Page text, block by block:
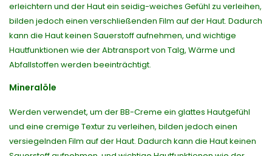
erleichtern und der Haut ein seidig-weiches Gefühl zu verleihen,
bilden jedoch einen verschließenden Film auf der Haut. Dadurch
kann die Haut keinen Sauerstoff aufnehmen, und wichtige
Hautfunktionen wie der Abtransport von Talg, Wärme und
Abfallstoffen werden beeinträchtigt.
Mineralöle
Werden verwendet, um der BB-Creme ein glattes Hautgefühl
und eine cremige Textur zu verleihen, bilden jedoch einen
versiegelnden Film auf der Haut. Dadurch kann die Haut keinen